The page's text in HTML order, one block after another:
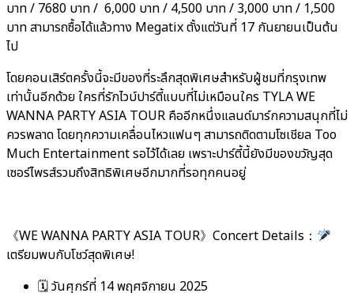
บาท / 7680 บาท / 6,000 บาท / 4,500 บาท / 3,000 บาท / 1,500
บาท สามารถซื้อได้แล้วทาง Megatix ตั้งแต่วันที่ 17 กันยายนเป็นต้น
ไป
โดยคอนเสิร์ตครั้งนี้จะมีของที่ระลึกสุดพิเศษสำหรับผู้ชมที่กรุงเทพ
เท่านั้นอีกด้วย ใครที่รักไวบ์ปาร์ตี้แบบที่ไม่เหมือนใคร TYLA WE
WANNA PARTY ASIA TOUR คืออีกหนึ่งแลนด์มาร์กความสนุกที่ไม่
ควรพลาด โดยทุกความเคลื่อนไหวแฟนๆ สามารถติดตามโซเชียล Too
Much Entertainment รอไว้ได้เลย เพราะปาร์ตี้นี้ยังมีของขวัญสุด
เซอร์ไพรส์รวมถึงสิทธิพิเศษอีกมากที่รอทุกคนอยู่
《WE WANNA PARTY ASIA TOUR》Concert Details：
เตรียมพบกับโชว์สุดพิเศษ!
🗓 วันศุกร์ที่ 14 พฤศจิกายน 2025